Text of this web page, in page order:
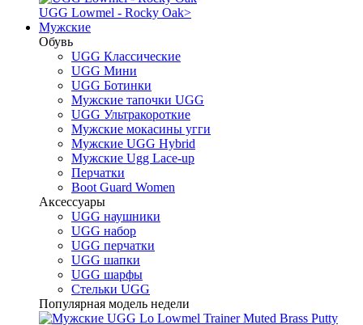
UGG Lowmel - Rocky Oak>
Мужские
Обувь
UGG Классические
UGG Мини
UGG Ботинки
Мужские тапочки UGG
UGG Ультракороткие
Мужские мокасины угги
Мужские UGG Hybrid
Мужские Ugg Lace-up
Перчатки
Boot Guard Women
Аксессуары
UGG наушники
UGG набор
UGG перчатки
UGG шапки
UGG шарфы
Стельки UGG
Популярная модель недели